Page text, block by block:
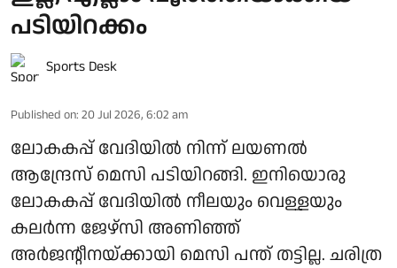
പടിയിറക്കം
Sports Desk
Published on: 20 Jul 2026, 6:02 am
ലോകകപ്പ് വേദിയിൽ നിന്ന് ലയണൽ
ആന്ദ്രേസ് മെസി പടിയിറങ്ങി. ഇനിയൊരു
ലോകകപ്പ് വേദിയിൽ നീലയും വെള്ളയും
കലർന്ന ജേഴ്‌സി അണിഞ്ഞ്
അർജന്റീനയ്ക്കായി മെസി പന്ത് തട്ടില്ല. ചരിത്ര